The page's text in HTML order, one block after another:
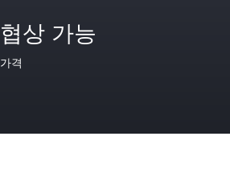
협상 가능
가격